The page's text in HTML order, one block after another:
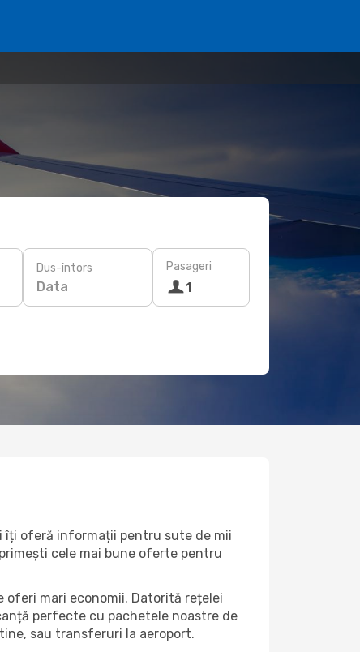
Dus-întors
Data
Pasageri
1
îți oferă informații pentru sute de mii
cele mai bune oferte pentru
oferi mari economii. Datorită rețelei
perfecte cu pachetele noastre de
sau transferuri la aeroport.